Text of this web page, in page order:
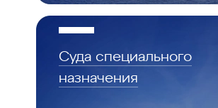
Суда специального
назначения